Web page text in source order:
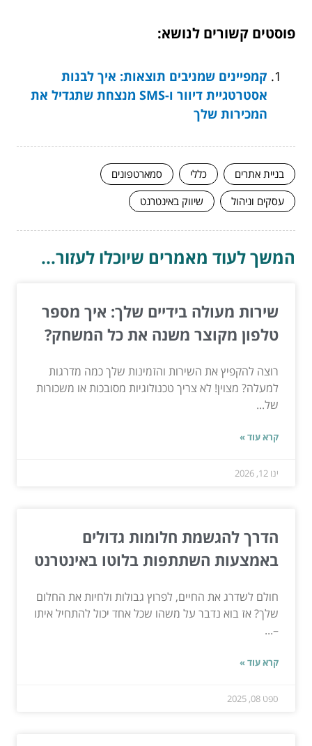
פוסטים קשורים לנושא:
קמפיינים שמניבים תוצאות: איך לבנות
אסטרטגיית דיוור ו-SMS מנצחת שתגדיל את
המכירות שלך
בניית אתרים כללי
סמארטפונים
עסקים וניהול
שיווק באינטרנט
המשך לעוד מאמרים שיוכלו לעזור...
שירות מעולה בידיים שלך: איך מספר
טלפון מקוצר משנה את כל המשחק?
רוצה להקפיץ את השירות והזמינות שלך כמה מדרגות
למעלה? מצוין! לא צריך טכנולוגיות מסובכות או משכורות
של...
קרא עוד »
ינו 12, 2026
הדרך להגשמת חלומות גדולים
באמצעות השתתפות בלוטו באינטרנט
חולם לשדרג את החיים, לפרוץ גבולות ולחיות את החלום
שלך? אז בוא נדבר על משהו שכל אחד יכול להתחיל איתו
–...
קרא עוד »
ספט 08, 2025